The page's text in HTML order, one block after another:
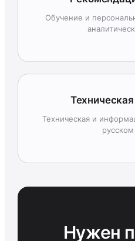
Обучение и
Техническая и
Нужен